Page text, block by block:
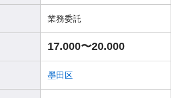
業務委託
17.000〜20.000
墨田区